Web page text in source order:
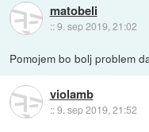
matobeli
::9. sep 2019, 21:02
Pomojem bo bolj problem
violamb
::9. sep 2019, 21:52